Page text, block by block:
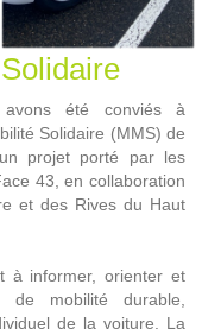
été conviés à
Solidaire (MMS) de
projet porté par les
43, en collaboration
et des Rives du Haut
à informer, orienter et
de mobilité durable,
de la voiture. La